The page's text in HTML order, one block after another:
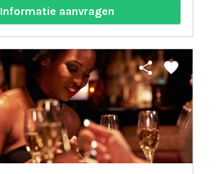
Informatie aanvragen
share favorite